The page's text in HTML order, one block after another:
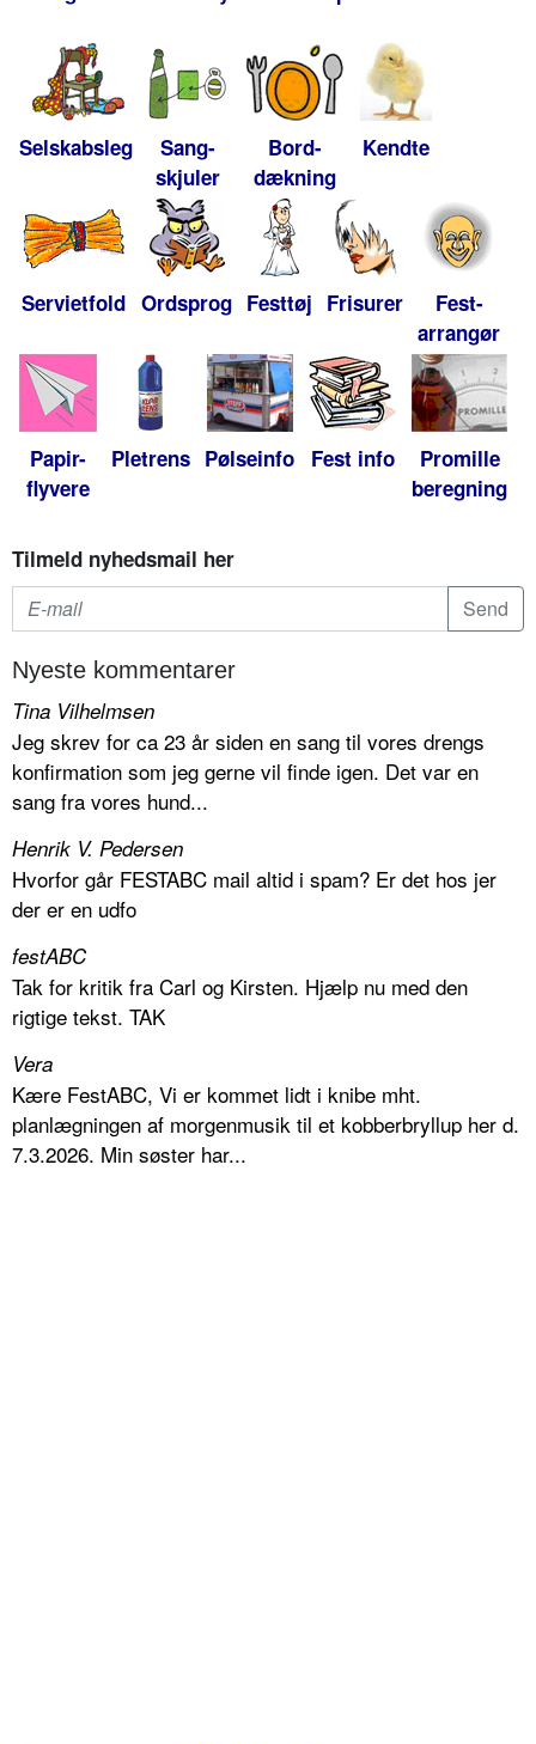
Selskabsleg
Sang-
skjuler
Bord-
dækning
Kendte
Servietfold Ordsprog Festtøj Frisurer
Fest-
arrangør
Papir-
flyvere
Pletrens Pølseinfo Fest info
Promille
beregning
Tilmeld nyhedsmail her
Nyeste kommentarer
Tina Vilhelmsen
Jeg skrev for ca 23 år siden en sang til vores drengs
konfirmation som jeg gerne vil finde igen. Det var en
sang fra vores hund...
Henrik V. Pedersen
Hvorfor går FESTABC mail altid i spam? Er det hos jer
der er en udfo
festABC
Tak for kritik fra Carl og Kirsten. Hjælp nu med den
rigtige tekst. TAK
Vera
Kære FestABC, Vi er kommet lidt i knibe mht.
planlægningen af morgenmusik til et kobberbryllup her d.
7.3.2026. Min søster har...